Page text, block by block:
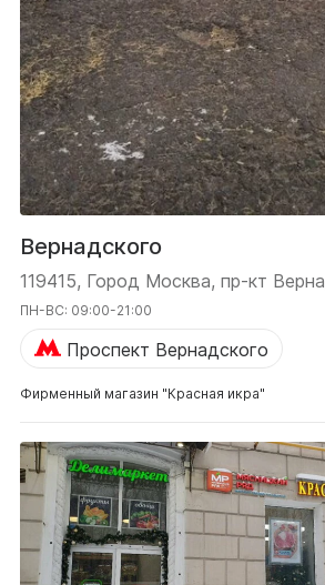
Вернадского
119415, Город Москва, пр-кт
ПН-ВС: 09:00-21:00
Проспект Вернадского
Фирменный магазин "Красная икра"